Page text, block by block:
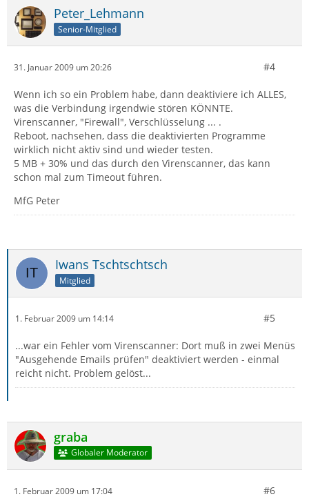
Peter_Lehmann
Senior-Mitglied
31. Januar 2009 um 20:26 #4
Wenn ich so ein Problem habe, dann deaktiviere ich ALLES,
was die Verbindung irgendwie stören KÖNNTE.
Virenscanner, "Firewall", Verschlüsselung ... .
Reboot, nachsehen, dass die deaktivierten Programme
wirklich nicht aktiv sind und wieder testen.
5 MB + 30% und das durch den Virenscanner, das kann
schon mal zum Timeout führen.
MfG Peter
Iwans Tschtschtsch
Mitglied
1. Februar 2009 um 14:14 #5
...war ein Fehler vom Virenscanner: Dort muß in zwei Menüs
"Ausgehende Emails prüfen" deaktiviert werden - einmal
reicht nicht. Problem gelöst...
graba
Globaler Moderator
1. Februar 2009 um 17:04 #6